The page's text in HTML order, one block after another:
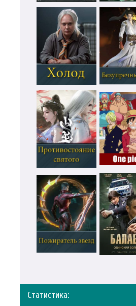
Статистика: